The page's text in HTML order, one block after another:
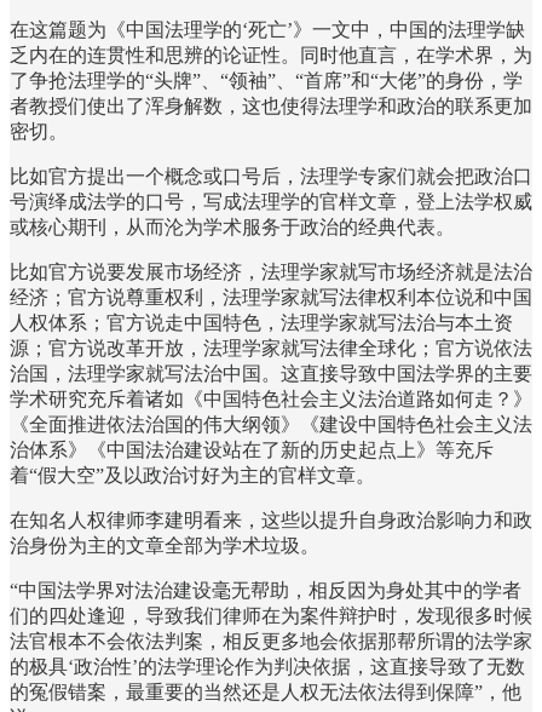
在这篇题为《中国法理学的‘死亡’》一文中，中国的法理学缺
乏内在的连贯性和思辨的论证性。同时他直言，在学术界，为
了争抢法理学的“头牌”、“领袖”、“首席”和“大佬”的身份，学
者教授们使出了浑身解数，这也使得法理学和政治的联系更加
密切。
比如官方提出一个概念或口号后，法理学专家们就会把政治口
号演绎成法学的口号，写成法理学的官样文章，登上法学权威
或核心期刊，从而沦为学术服务于政治的经典代表。
比如官方说要发展市场经济，法理学家就写市场经济就是法治
经济；官方说尊重权利，法理学家就写法律权利本位说和中国
人权体系；官方说走中国特色，法理学家就写法治与本土资
源；官方说改革开放，法理学家就写法律全球化；官方说依法
治国，法理学家就写法治中国。这直接导致中国法学界的主要
学术研究充斥着诸如《中国特色社会主义法治道路如何走？》
《全面推进依法治国的伟大纲领》《建设中国特色社会主义法
治体系》《中国法治建设站在了新的历史起点上》等充斥
着“假大空”及以政治讨好为主的官样文章。
在知名人权律师李建明看来，这些以提升自身政治影响力和政
治身份为主的文章全部为学术垃圾。
“中国法学界对法治建设毫无帮助，相反因为身处其中的学者
们的四处逢迎，导致我们律师在为案件辩护时，发现很多时候
法官根本不会依法判案，相反更多地会依据那帮所谓的法学家
的极具‘政治性’的法学理论作为判决依据，这直接导致了无数
的冤假错案，最重要的当然还是人权无法依法得到保障”，他